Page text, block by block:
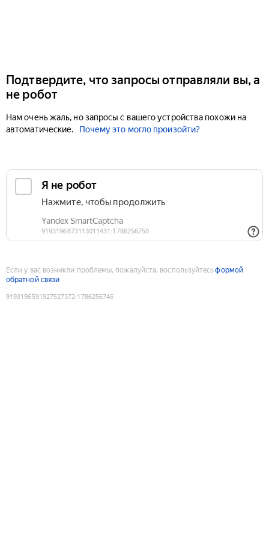
Подтвердите, что запросы отправляли вы, а
не робот
Нам очень жаль, но запросы с вашего устройства похожи на
автоматические.
Почему это могло произойти?
Если у вас возникли проблемы, пожалуйста, воспользуйтесьформой
обратной связи
9193196591927527372:1786256746